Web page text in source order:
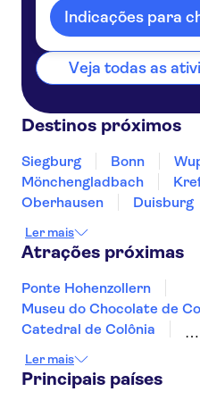
Indicações para
Veja todas as
Destinos próximos
Siegburg Bonn
Mönchengladbach
Oberhausen
Duisburg
Ler mais
Atrações próximas
Ponte Hohenzollern
Museu do Chocolate de
Catedral de Colônia
River Spree
Muro de
Portão de Brandemburgo
Ler mais
Principais países